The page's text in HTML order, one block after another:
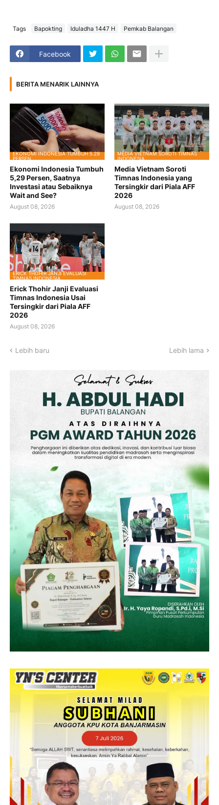
Tags Bapokting Iduladha 1447 H Pemkab Balangan
Facebook
BERITA MENARIK LAINNYA
EKONOMI INDONESIA TUMBUH 5.29
PERSEN
Ekonomi Indonesia Tumbuh
5,29 Persen, Saatnya
Investasi atau Sebaiknya
Wait and See?
August 08, 2026
MEDIA VIETNAM SOROTI TIMNAS
INDONESIA
Media Vietnam Soroti
Timnas Indonesia yang
Tersingkir dari Piala AFF
2026
August 08, 2026
ERICK THOHIR JANJI EVALUASI
TIMNAS INDONESIA
Erick Thohir Janji Evaluasi
Timnas Indonesia Usai
Tersingkir dari Piala AFF
2026
August 08, 2026
Lebih baru Lebih lama